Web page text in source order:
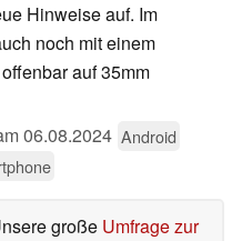
Hinweise auf. Im
noch mit einem
auf 35mm
06.08.2024 Android
große Umfrage zur